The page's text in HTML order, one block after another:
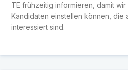
TE frühzeitig informieren, damit
Kandidaten einstellen können, die
interessiert sind.